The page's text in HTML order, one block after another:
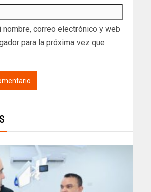
nombre, correo electrónico y web
para la próxima vez que